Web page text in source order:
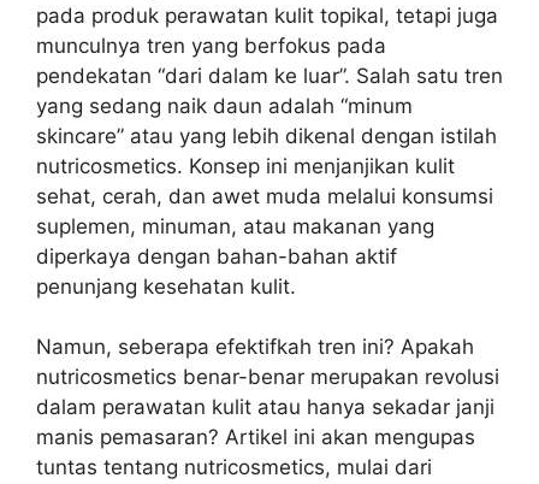
pada produk perawatan kulit topikal, tetapi juga
munculnya tren yang berfokus pada
pendekatan “dari dalam ke luar”. Salah satu tren
yang sedang naik daun adalah “minum
skincare” atau yang lebih dikenal dengan istilah
nutricosmetics. Konsep ini menjanjikan kulit
sehat, cerah, dan awet muda melalui konsumsi
suplemen, minuman, atau makanan yang
diperkaya dengan bahan-bahan aktif
penunjang kesehatan kulit.
Namun, seberapa efektifkah tren ini? Apakah
nutricosmetics benar-benar merupakan revolusi
dalam perawatan kulit atau hanya sekadar janji
manis pemasaran? Artikel ini akan mengupas
tuntas tentang nutricosmetics, mulai dari